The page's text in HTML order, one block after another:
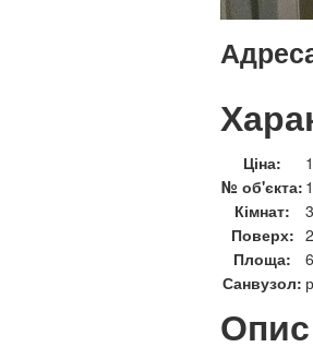
Ціна:
№ об'єкта:
Кімнат:
Поверх:
Площа:
Санвузол:
Опис